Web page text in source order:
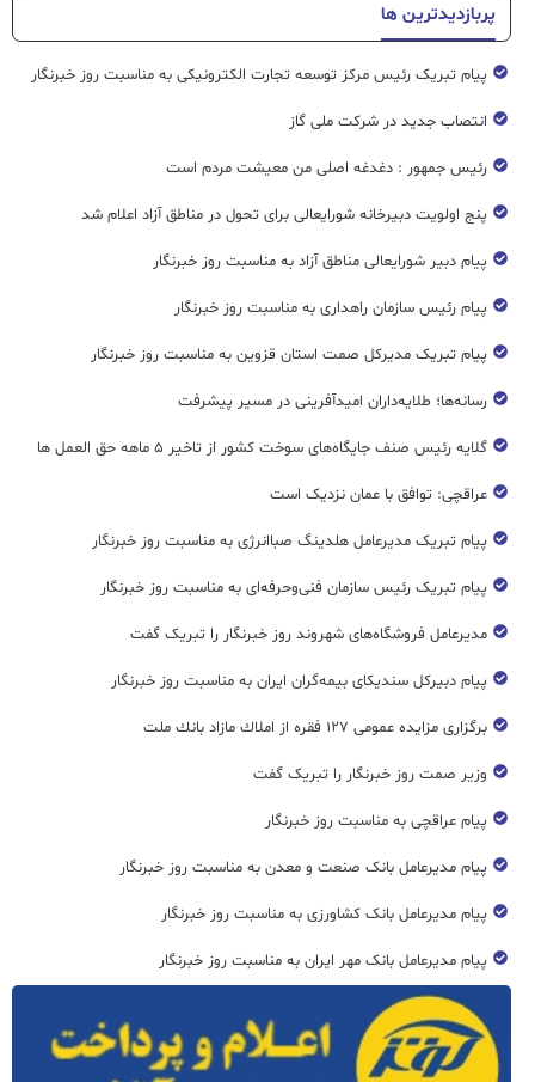
پربازدیدترین ها
پیام تبریک رئیس مرکز توسعه تجارت الکترونیکی به مناسبت روز خبرنگار
انتصاب جدید در شرکت ملی گاز
رئیس جمهور : دغدغه اصلی من معیشت مردم است
پنج اولویت دبیرخانه شورایعالی برای تحول در مناطق آزاد اعلام شد
پیام دبیر شورایعالی مناطق آزاد به مناسبت روز خبرنگار
پیام رئیس سازمان راهداری به مناسبت روز خبرنگار
پیام تبریک مدیرکل صمت استان قزوین به مناسبت روز خبرنگار
رسانه‌ها؛ طلایه‌داران امیدآفرینی در مسیر پیشرفت
گلایه رئیس صنف جایگاه‌های سوخت کشور از تاخیر ۵ ماهه حق العمل ها
عراقچی: توافق با عمان نزدیک است
پیام تبریک مدیرعامل هلدینگ صباانرژی به مناسبت روز خبرنگار
پیام تبریک رئیس سازمان فنی‌و‌حرفه‌ای به مناسبت روز خبرنگار
مدیرعامل فروشگاه‌های شهروند روز خبرنگار را تبریک گفت
پیام دبیرکل سندیکای بیمه‌گران ایران به مناسبت روز خبرنگار
برگزاری مزایده عمومی ۱۲۷ فقره از املاك مازاد بانك ملت
وزیر صمت روز خبرنگار را تبریک گفت
پیام عراقچی به مناسبت روز خبرنگار
پیام مدیرعامل بانک صنعت و معدن به مناسبت روز خبرنگار
پیام مدیرعامل بانک کشاورزی به مناسبت روز خبرنگار
پیام مدیرعامل بانک مهر ایران به مناسبت روز خبرنگار